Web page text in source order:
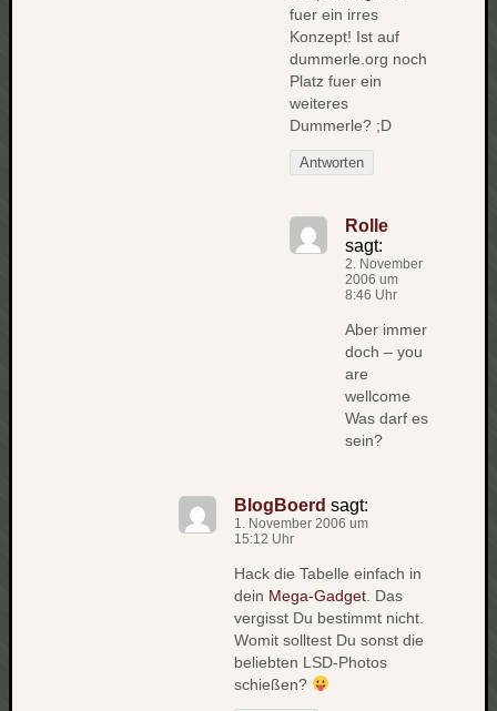
fuer ein irres
Konzept! Ist auf
dummerle.org noch
Platz fuer ein
weiteres
Dummerle? ;D
Antworten
Rolle
sagt:
2. November
2006 um
8:46 Uhr
Aber immer
doch – you
are
wellcome
Was darf es
sein?
BlogBoerd sagt:
1. November 2006 um
15:12 Uhr
Hack die Tabelle einfach in
dein Mega-Gadget . Das
vergisst Du bestimmt nicht.
Womit solltest Du sonst die
beliebten LSD-Photos
schießen?